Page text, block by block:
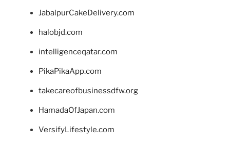
JabalpurCakeDelivery.com
halobjd.com
intelligenceqatar.com
PikaPikaApp.com
takecareofbusinessdfw.org
HamadaOfJapan.com
VersifyLifestyle.com